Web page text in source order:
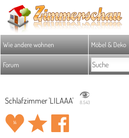
Wie andere wohnen Möbel & Deko
Forum
Schlafzimmer 'LILAAA' 8.543
14